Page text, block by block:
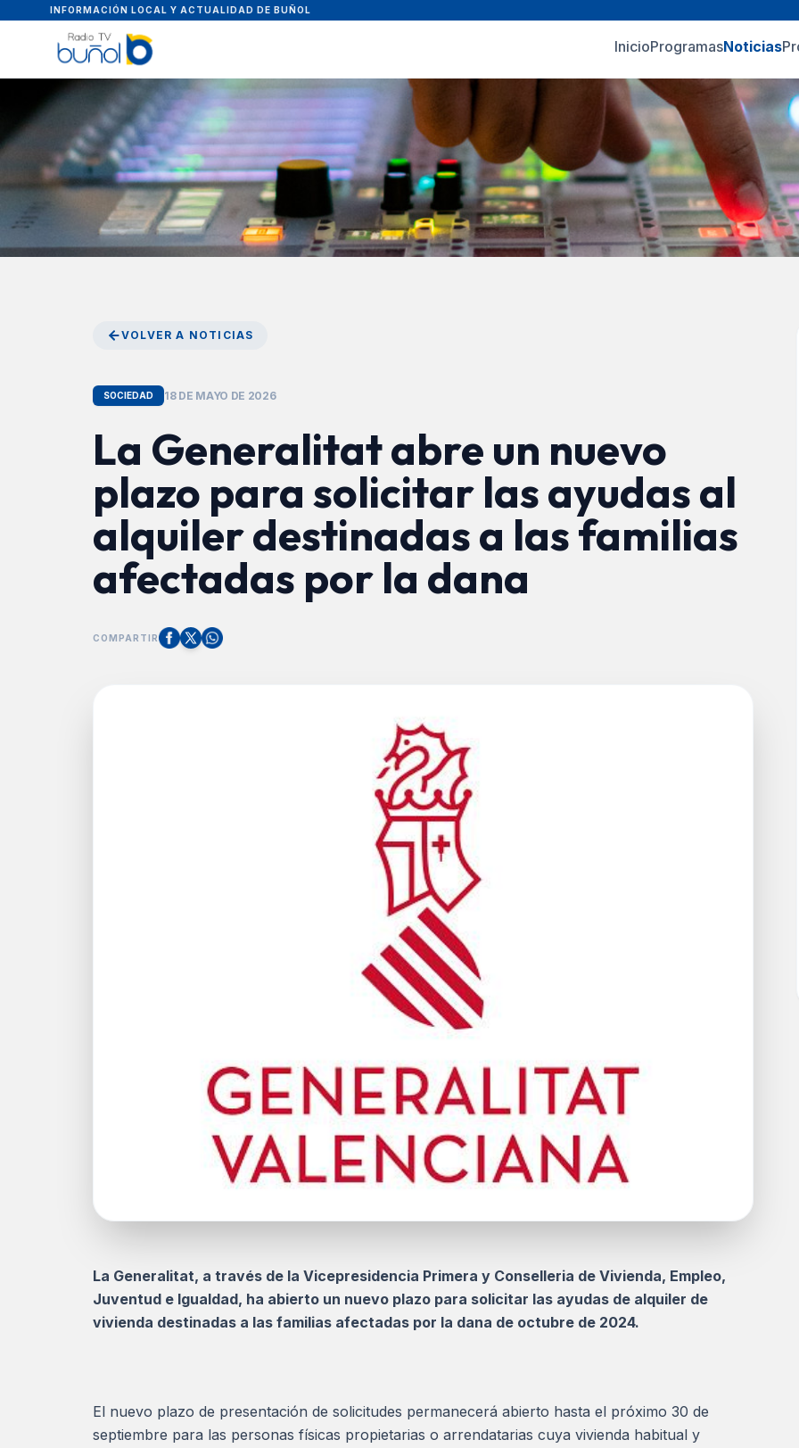
INFORMACIÓN LOCAL Y ACTUALIDAD DE BUÑOL
InicioProgramasNoticias
VOLVER A NOTICIAS
SOCIEDAD 18 DE MAYO DE 2026
La Generalitat abre un nuevo
plazo para solicitar las ayudas al
alquiler destinadas a las familias
afectadas por la dana
COMPARTIR
La Generalitat, a través de la Vicepresidencia Primera y Conselleria de Vivienda, Empleo,
Juventud e Igualdad, ha abierto un nuevo plazo para solicitar las ayudas de alquiler de
vivienda destinadas a las familias afectadas por la dana de octubre de 2024.
El nuevo plazo de presentación de solicitudes permanecerá abierto hasta el próximo 30 de
septiembre para las personas físicas propietarias o arrendatarias cuya vivienda habitual y